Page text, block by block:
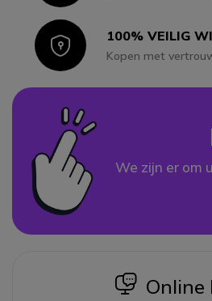
Icon100% VEILIG
Kopen met
We zijn er om
icon
Online